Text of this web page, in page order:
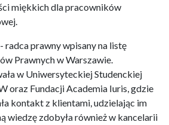
miękkich dla pracowników
- radca prawny wpisany na listę
Prawnych w Warszawie.
w Uniwersyteckiej Studenckiej
oraz Fundacji Academia Iuris, gdzie
kontakt z klientami, udzielając im
wiedzę zdobyła również w kancelarii